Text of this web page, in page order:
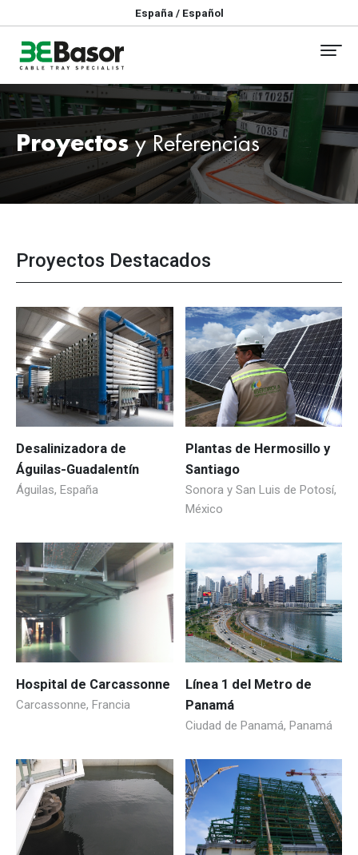
España / Español
Proyectosy Referencias
Proyectos Destacados
Desalinizadora de
Águilas-Guadalentín
Águilas, España
Plantas de Hermosillo y
Santiago
Sonora y San Luis de Potosí,
México
Hospital de Carcassonne
Carcassonne, Francia
Línea 1 del Metro de
Panamá
Ciudad de Panamá, Panamá